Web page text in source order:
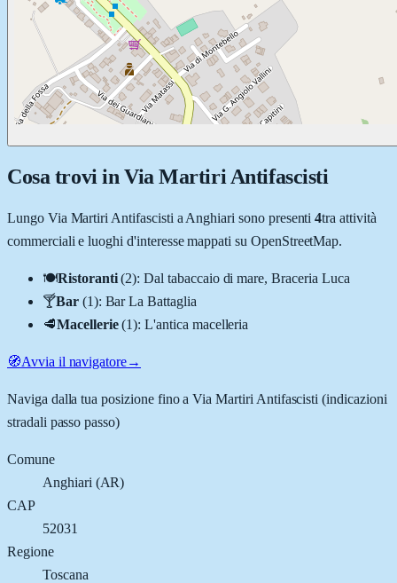
Cosa trovi in Via Martiri Antifascisti
Lungo Via Martiri Antifascisti a Anghiari sono presenti 4tra attività
commerciali e luoghi d'interesse mappati su OpenStreetMap.
🍽️Ristoranti (2):Dal tabaccaio di mare, Braceria Luca
🍸Bar (1): Bar La Battaglia
🥩Macellerie (1):L'antica macelleria
🧭Avvia il navigatore→
Naviga dalla tua posizione fino aVia Martiri Antifascisti (indicazioni
stradali passo passo)
Comune
Anghiari (AR)
CAP
52031
Regione
Toscana